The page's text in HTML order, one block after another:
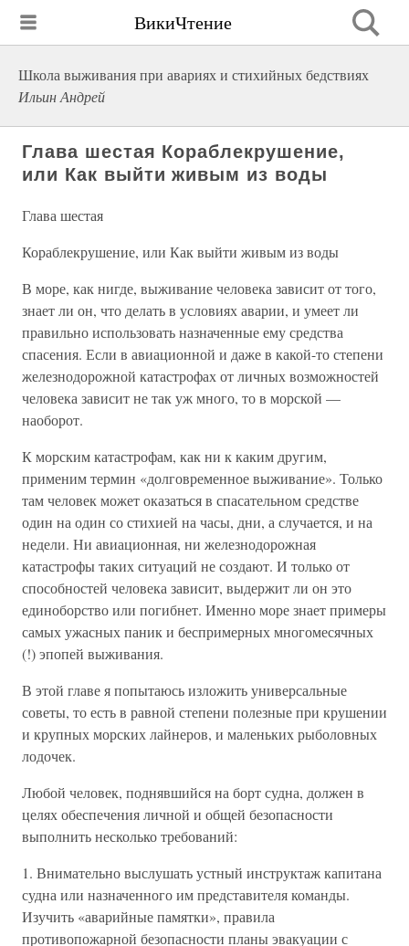
ВикиЧтение
Школа выживания при авариях и стихийных бедствиях
Ильин Андрей
Глава шестая Кораблекрушение,
или Как выйти живым из воды
Глава шестая
Кораблекрушение, или Как выйти живым из воды
В море, как нигде, выживание человека зависит от того,
знает ли он, что делать в условиях аварии, и умеет ли
правильно использовать назначенные ему средства
спасения. Если в авиационной и даже в какой-то степени
железнодорожной катастрофах от личных возможностей
человека зависит не так уж много, то в морской —
наоборот.
К морским катастрофам, как ни к каким другим,
применим термин «долговременное выживание». Только
там человек может оказаться в спасательном средстве
один на один со стихией на часы, дни, а случается, и на
недели. Ни авиационная, ни железнодорожная
катастрофы таких ситуаций не создают. И только от
способностей человека зависит, выдержит ли он это
единоборство или погибнет. Именно море знает примеры
самых ужасных паник и беспримерных многомесячных
(!) эпопей выживания.
В этой главе я попытаюсь изложить универсальные
советы, то есть в равной степени полезные при крушении
и крупных морских лайнеров, и маленьких рыболовных
лодочек.
Любой человек, поднявшийся на борт судна, должен в
целях обеспечения личной и общей безопасности
выполнить несколько требований:
1. Внимательно выслушать устный инструктаж капитана
судна или назначенного им представителя команды.
Изучить «аварийные памятки», правила
противопожарной безопасности планы эвакуации с